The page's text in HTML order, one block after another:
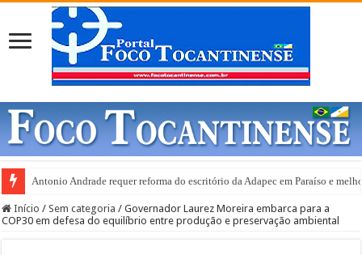
Antonio Andrade requer reforma do escritório da Adapec em Paraíso e
Gurupi e anuncia abertura de 20 leitos de UTI Covid-19
Início / Sem categoria / Governador Laurez Moreira embarca para a
COP30 em defesa do equilíbrio entre produção e preservação ambiental